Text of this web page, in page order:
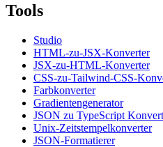
Tools
Studio
HTML-zu-JSX-Konverter
JSX-zu-HTML-Konverter
CSS-zu-Tailwind-CSS-
Farbkonverter
Gradientengenerator
JSON zu TypeScript
Unix-Zeitstempelkonverter
JSON-Formatierer